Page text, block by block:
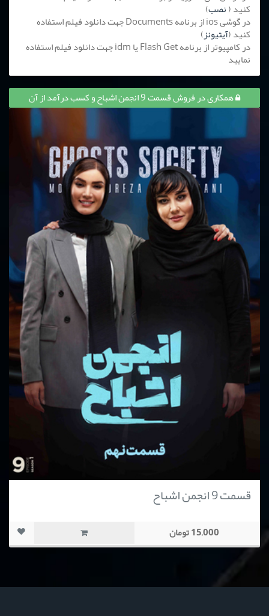
کنید (نصب)
در گوشی ios از برنامه Documents جهت دانلود فیلم استفاده
کنید (آیتیونز)
در کامپیوتر از برنامه Flash Get یا idm جهت دانلود فیلم استفاده
نمایید
همکاری در فروش قسمت 9 انجمن اشباح و کسب درآمد از آن
قسمت 9 انجمن اشباح
15,000 تومان